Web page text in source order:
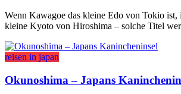
Wenn Kawagoe das kleine Edo von Tokio ist,
kleine Kyoto von Hiroshima – solche Titel
reisen in japan
Okunoshima – Japans